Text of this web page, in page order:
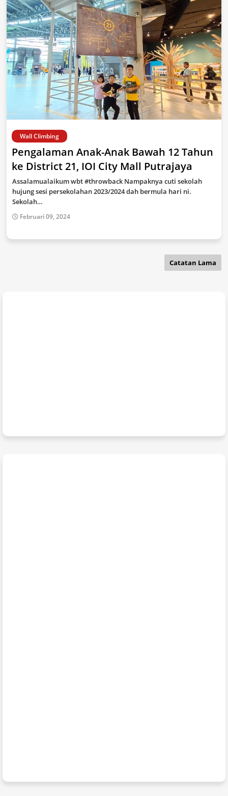
Wall Climbing
Pengalaman Anak-Anak Bawah 12 Tahun
ke District 21, IOI City Mall Putrajaya
Assalamualaikum wbt #throwback Nampaknya cuti sekolah
hujung sesi persekolahan 2023/2024 dah bermula hari ni.
Sekolah…
Februari 09, 2024
Catatan Lama